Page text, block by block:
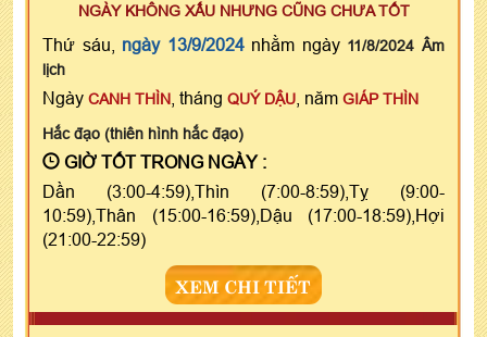
NGÀY KHÔNG XẤU NHƯNG CŨNG CHƯA TỐT
Thứ sáu, ngày 13/9/2024nhằm ngày 11/8/2024 Âm
lịch
Ngày CANH THÌN , tháng QUÝ DẬU , năm GIÁP THÌN
Hắc đạo (thiên hình hắc đạo)
GIỜ TỐT TRONG NGÀY :
Dần (3:00-4:59),Thìn (7:00-8:59),Tỵ (9:00-
10:59),Thân (15:00-16:59),Dậu (17:00-18:59),Hợi
(21:00-22:59)
XEM CHI TIẾT